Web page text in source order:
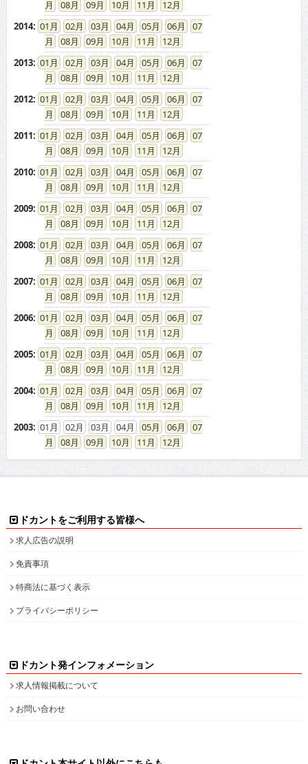
08
09 10 11
12
2013: 01 02 03 04 05 06
07
08
09 10 11
12
2012: 01 02 03 04 05 06
07
08
09 10 11
12
2011: 01 02 03 04 05 06
07
08
09 10 11
12
2010: 01 02 03 04 05 06
07
08
09 10 11
12
2009: 01 02 03 04 05 06
07
08
09 10 11
12
2008: 01 02 03 04 05 06
07
08
09 10 11
12
2007: 01 02 03 04 05 06
07
08
09 10 11
12
2006: 01 02 03 04 05 06
07
08
09 10 11
12
2005: 01 02 03 04 05 06
07
08
09 10 11
12
2004: 01 02 03 04 05 06
07
08
09 10 11
12
2003: 01 02 03 04 05 06
07
08
09 10 11 12
免責事項
お問い合わせ